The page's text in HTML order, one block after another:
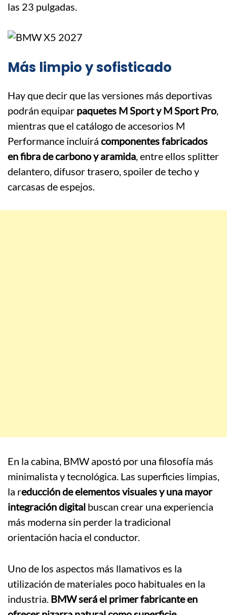
las 23 pulgadas.
Más limpio y sofisticado
Hay que decir que las versiones más deportivas
podrán equipar paquetes M Sport y M Sport Pro,
mientras que el catálogo de accesorios M
Performance incluirá componentes fabricados
en fibra de carbono y aramida, entre ellos splitter
delantero, difusor trasero, spoiler de techo y
carcasas de espejos.
En la cabina, BMW apostó por una filosofía más
minimalista y tecnológica. Las superficies limpias,
la reducción de elementos visuales y una mayor
integración digital buscan crear una experiencia
más moderna sin perder la tradicional
orientación hacia el conductor.
Uno de los aspectos más llamativos es la
utilización de materiales poco habituales en la
industria. BMW será el primer fabricante en